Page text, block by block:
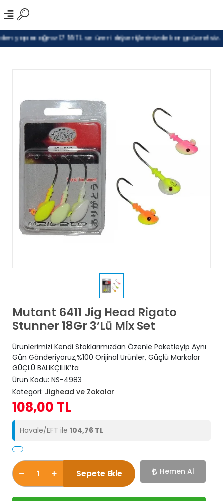
yapacağınız 1799TL ve üzeri alışverişlerinizde kargo ücretsiz.
Mutant 6411 Jig Head Rigato
Stunner 18Gr 3’Lü Mix Set
Ürünlerimizi Kendi Stoklarımızdan Özenle Paketleyip Aynı
Gün Gönderiyoruz,%100 Orijinal Ürünler, Güçlü Markalar
GÜÇLÜ BALIKÇILIK’ta
Ürün Kodu: NS-4983
Kategori: Jighead ve Zokalar
108,00 TL
Havale/EFT ile 104,76 TL
Sepete Ekle Hemen Al